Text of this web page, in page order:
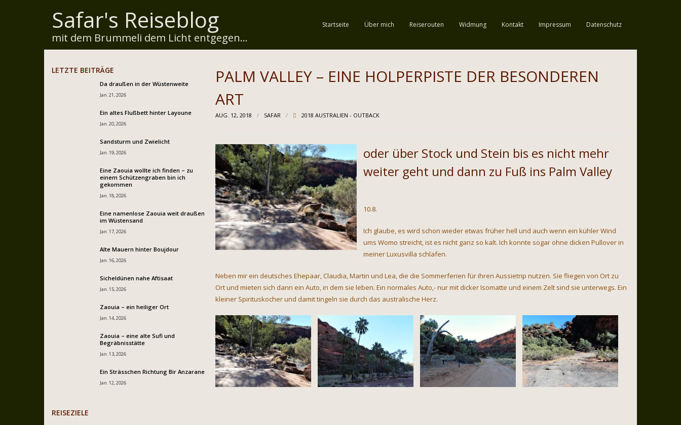
Safar's Reiseblog
mit dem Brummeli dem Licht entgegen...
Startseite Über mich Reiserouten Widmung Kontakt Impressum Datenschutz
PALM VALLEY – EINE HOLPERPISTE DER BESONDEREN
ART
AUG. 12, 2018 SAFAR 2018 AUSTRALIEN - OUTBACK
oder über Stock und Stein bis es nicht mehr
weiter geht und dann zu Fuß ins Palm Valley
10.8.
Ich glaube, es wird schon wieder etwas früher hell und auch wenn ein kühler Wind
ums Womo streicht, ist es nicht ganz so kalt. Ich konnte sogar ohne dicken Pullover in
meiner Luxusvilla schlafen.
Neben mir ein deutsches Ehepaar, Claudia, Martin und Lea, die die Sommerferien für ihren Aussietrip nutzen. Sie fliegen von Ort zu
Ort und mieten sich dann ein Auto, in dem sie leben. Ein normales Auto,- nur mit dicker Isomatte und einem Zelt sind sie unterwegs. Ein
kleiner Spirituskocher und damit tingeln sie durch das australische Herz.
LETZTE BEITRÄGE
Da draußen in der Wüstenweite
Jan. 21, 2026
Ein altes Flußbett hinter Layoune
Jan. 20, 2026
Sandsturm und Zwielicht
Jan. 19, 2026
Eine Zaouia wollte ich finden – zu
einem Schützengraben bin ich
gekommen
Jan. 18, 2026
Eine namenlose Zaouia weit draußen
im Wüstensand
Jan. 17, 2026
Alte Mauern hinter Boujdour
Jan. 16, 2026
Sicheldünen nahe Aftisaat
Jan. 15, 2026
Zaouia – ein heiliger Ort
Jan. 14, 2026
Zaouia – eine alte Sufi und
Begräbnisstätte
Jan. 13, 2026
Ein Strässchen Richtung Bir Anzarane
Jan. 12, 2026
REISEZIELE